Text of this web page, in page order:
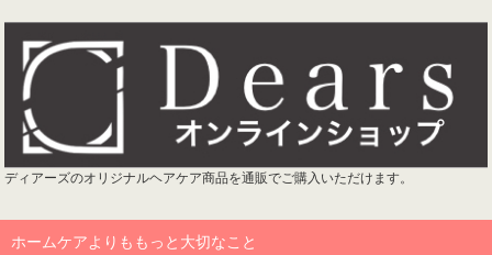
ホームケアよりももっと大切なこと
ディアーズのオリジナルヘアケア商品を通販でご購入いただけます。